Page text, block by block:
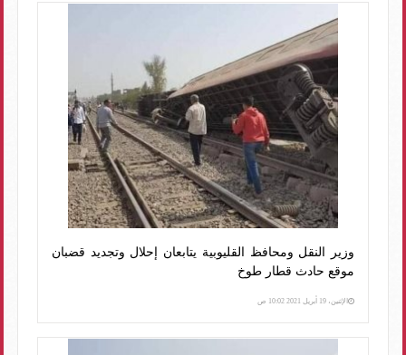
وزير النقل ومحافظ القليوبية يتابعان إحلال وتجديد قضبان
موقع حادث قطار طوخ
الإثنين، 19 أبريل 2021 10:02 ص